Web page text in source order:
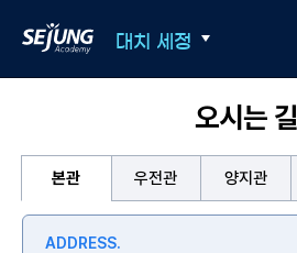
SEJUNG Academy
대치 세정
오시는 길
본관 우전관 양지관
ADDRESS.